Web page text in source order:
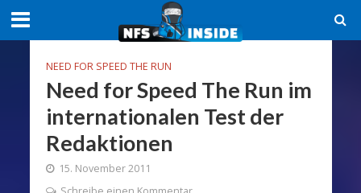
NEED FOR SPEED THE RUN
Need for Speed The Run im
internationalen Test der
Redaktionen
15. November 2011